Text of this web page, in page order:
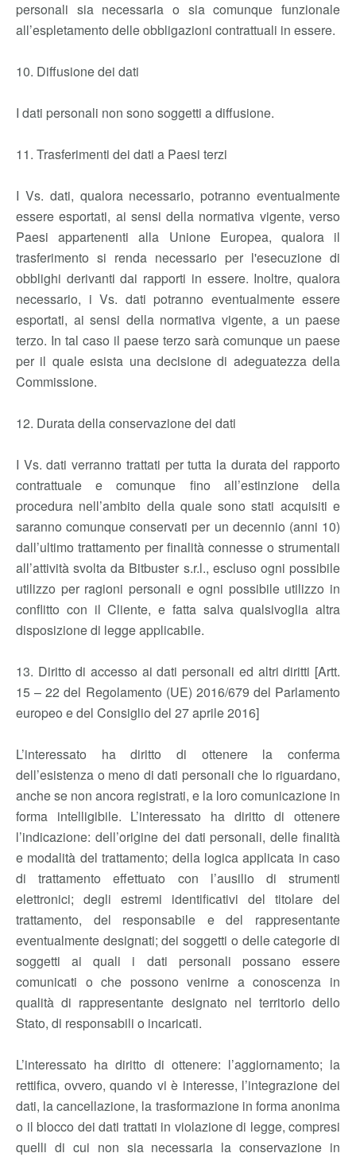
personali sia necessaria o sia comunque funzionale
all’espletamento delle obbligazioni contrattuali in essere.
10. Diffusione dei dati
I dati personali non sono soggetti a diffusione.
11. Trasferimenti dei dati a Paesi terzi
I Vs. dati, qualora necessario, potranno eventualmente
essere esportati, ai sensi della normativa vigente, verso
Paesi appartenenti alla Unione Europea, qualora il
trasferimento si renda necessario per l'esecuzione di
obblighi derivanti dai rapporti in essere. Inoltre, qualora
necessario, i Vs. dati potranno eventualmente essere
esportati, ai sensi della normativa vigente, a un paese
terzo. In tal caso il paese terzo sarà comunque un paese
per il quale esista una decisione di adeguatezza della
Commissione.
12. Durata della conservazione dei dati
I Vs. dati verranno trattati per tutta la durata del rapporto
contrattuale e comunque fino all’estinzione della
procedura nell’ambito della quale sono stati acquisiti e
saranno comunque conservati per un decennio (anni 10)
dall’ultimo trattamento per finalità connesse o strumentali
all’attività svolta da Bitbuster s.r.l., escluso ogni possibile
utilizzo per ragioni personali e ogni possibile utilizzo in
conflitto con il Cliente, e fatta salva qualsivoglia altra
disposizione di legge applicabile.
13. Diritto di accesso ai dati personali ed altri diritti [Artt.
15 – 22 del Regolamento (UE) 2016/679 del Parlamento
europeo e del Consiglio del 27 aprile 2016]
L’interessato ha diritto di ottenere la conferma
dell’esistenza o meno di dati personali che lo riguardano,
anche se non ancora registrati, e la loro comunicazione in
forma intelligibile. L’interessato ha diritto di ottenere
l’indicazione: dell’origine dei dati personali, delle finalità
e modalità del trattamento; della logica applicata in caso
di trattamento effettuato con l’ausilio di strumenti
elettronici; degli estremi identificativi del titolare del
trattamento, del responsabile e del rappresentante
eventualmente designati; dei soggetti o delle categorie di
soggetti ai quali i dati personali possano essere
comunicati o che possono venirne a conoscenza in
qualità di rappresentante designato nel territorio dello
Stato, di responsabili o incaricati.
L’interessato ha diritto di ottenere: l’aggiornamento; la
rettifica, ovvero, quando vi è interesse, l’integrazione dei
dati, la cancellazione, la trasformazione in forma anonima
o il blocco dei dati trattati in violazione di legge, compresi
quelli di cui non sia necessaria la conservazione in